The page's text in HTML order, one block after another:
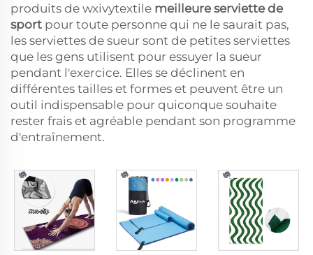
produits de wxivytextile meilleure serviette de
sport pour toute personne qui ne le saurait pas,
les serviettes de sueur sont de petites serviettes
que les gens utilisent pour essuyer la sueur
pendant l'exercice. Elles se déclinent en
différentes tailles et formes et peuvent être un
outil indispensable pour quiconque souhaite
rester frais et agréable pendant son programme
d'entraînement.